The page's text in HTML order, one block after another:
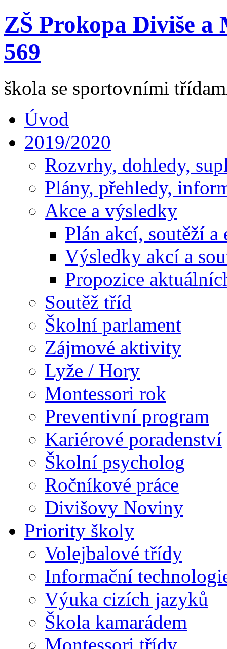
ZŠ Prokopa Diviše
569
škola se sportovními
Úvod
2019/2020
Rozvrhy, dohledy,
Plány, přehledy,
Akce a výsledky
Plán akcí, soutěží a
Výsledky akcí a
Propozice
Soutěž tříd
Školní parlament
Zájmové aktivity
Lyže / Hory
Montessori rok
Preventivní program
Kariérové poradenství
Školní psycholog
Ročníkové práce
Divišovy Noviny
Priority školy
Volejbalové třídy
Informační
Výuka cizích jazyků
Škola kamarádem
Montessori třídy